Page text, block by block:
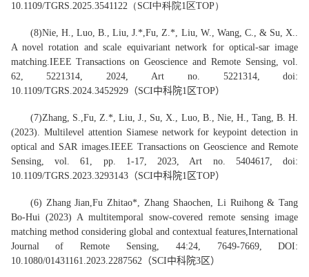
10.1109/TGRS.2025.3541122（ SCI中科院1区TOP）
(8)Nie, H., Luo, B., Liu, J.*,Fu, Z.*, Liu, W., Wang, C., & Su, X..
A novel rotation and scale equivariant network for optical-sar image
matching.IEEE Transactions on Geoscience and Remote Sensing, vol.
62, 5221314, 2024, Art no. 5221314, doi:
10.1109/TGRS.2024.3452929（SCI中科院1 区TOP）
(7)Zhang, S.,Fu, Z.*, Liu, J., Su, X., Luo, B., Nie, H., Tang, B. H.
(2023). Multilevel attention Siamese network for keypoint detection in
optical and SAR images.IEEE Transactions on Geoscience and Remote
Sensing, vol. 61, pp. 1-17, 2023, Art no. 5404617, doi:
10.1109/TGRS.2023.3293143（SCI中科院1 区TOP）
(6) Zhang Jian,Fu Zhitao*, Zhang Shaochen, Li Ruihong & Tang
Bo-Hui (2023) A multitemporal snow-covered remote sensing image
matching method considering global and contextual features,International
Journal of Remote Sensing, 44:24, 7649-7669, DOI:
10.1080/01431161.2023.2287562（SCI中科院3区）